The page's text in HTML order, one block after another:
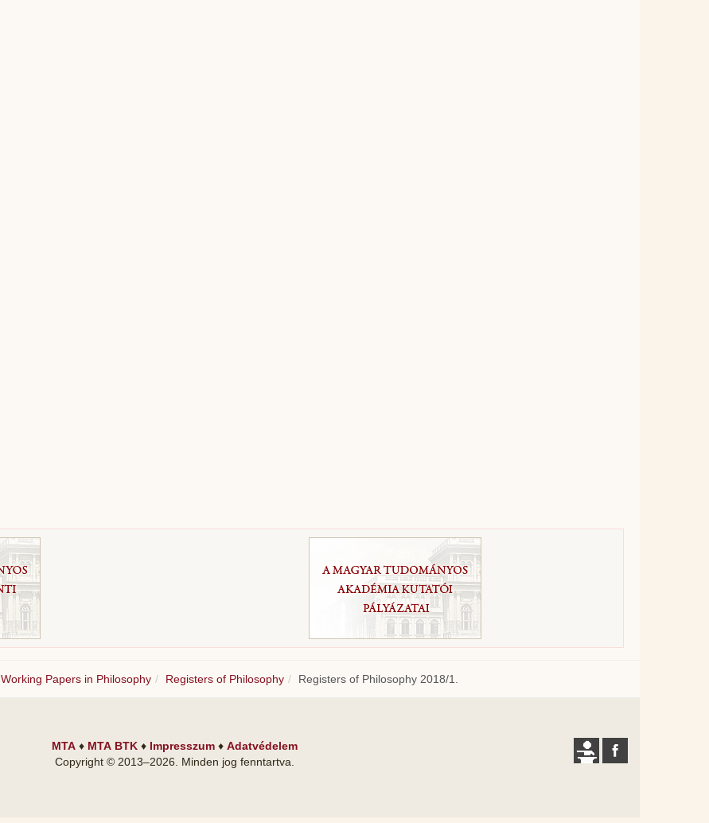
Working Papers in Philosophy Registers of Philosophy Registers of Philosophy 2018/1.
MTA♦ MTA BTK♦ Impresszum♦ Adatvédelem
Copyright © 2013–2026 . Minden jog fenntartva.